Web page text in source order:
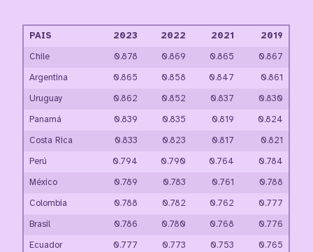
PAIS 2023 2022 2021 2019
Chile 0.878 0.869 0.865 0.867
Argentina 0.865 0.858 0.847 0.861
Uruguay 0.862 0.852 0.837 0.830
Panamá 0.839 0.835 0.819 0.824
Costa Rica 0.833 0.823 0.817 0.821
Perú 0.794 0.790 0.764 0.784
México 0.789 0.783 0.761 0.788
Colombia 0.788 0.782 0.762 0.777
Brasil 0.786 0.780 0.768 0.776
Ecuador 0.777 0.773 0.753 0.765